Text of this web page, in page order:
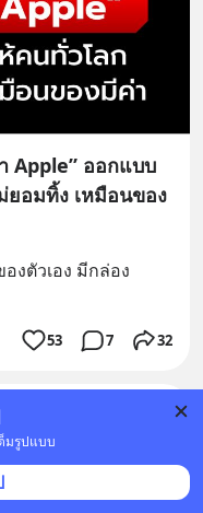
มรูปแบบ
Apple” ออกแบบ
ยอมทิ้ง เหมือนของ
งตัวเอง มีกล่อง
53 7 32
& เทคโนโลยี
Packaging กินได้